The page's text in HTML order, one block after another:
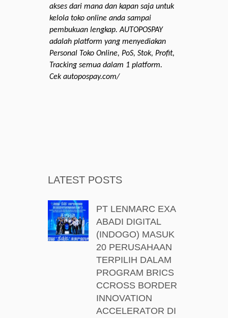
akses dari mana dan kapan saja untuk
kelola toko online anda sampai
pembukuan lengkap. AUTOPOSPAY
adalah platform yang menyediakan
Personal Toko Online, PoS, Stok, Profit,
Tracking semua dalam 1 platform.
Cek autopospay.com/
LATEST POSTS
PT LENMARC EXA
ABADI DIGITAL
(INDOGO) MASUK
20 PERUSAHAAN
TERPILIH DALAM
PROGRAM BRICS
CCROSS BORDER
INNOVATION
ACCELERATOR DI